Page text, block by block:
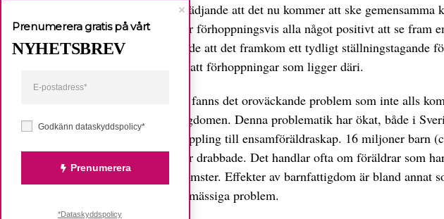
Det är glädjande att det nu kommer att ske
och vi får förhoppningsvis alla något positivt att se fram
förvånande att det framkom ett tydligt ställningstagande
tanke på att förhoppningar som ligger däri.
Däremot fanns det oroväckande problem som inte alls
barnfattigdomen. Denna problematik har ökat, både i
tydlig koppling till ensamföräldraskap. 16 miljoner barn
i USA) är drabbade. Det handlar ofta om föräldrar som
låga inkomster. Effekter av barnfattigdom är bland annat
beteendemässiga problem.
Godkänn dataskyddspolicy*
Prenumerera
Prenumerera gratis på vårt
NYHETSBREV
*Dataskyddspolicy